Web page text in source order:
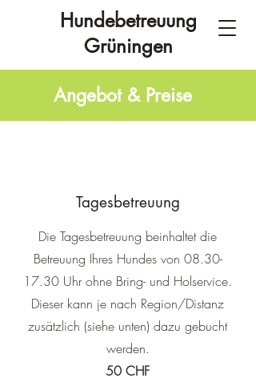
Hundebetreuung
Grüningen
Angebot & Preise
Tagesbetreuung
Die Tagesbetreuung beinhaltet die
Betreuung Ihres Hundes von 08.30-
17.30 Uhr ohne Bring- und Holservice.
Dieser kann je nach Region/Distanz
zusätzlich (siehe unten) dazu gebucht
werden.
50 CHF